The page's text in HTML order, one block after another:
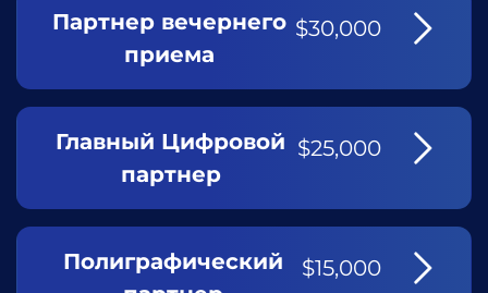
Партнер вечернего
приема
$30,000
Главный Цифровой
партнер
$25,000
Полиграфический
$15,000